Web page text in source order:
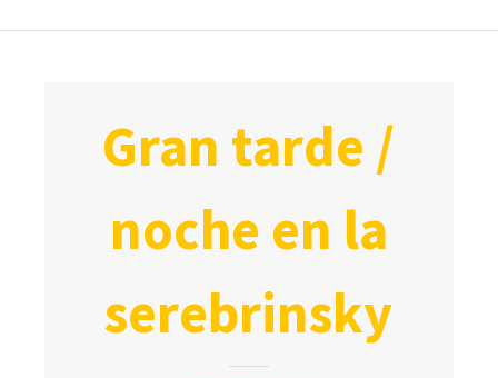
gran tarde /
noche en la
serebrinsky